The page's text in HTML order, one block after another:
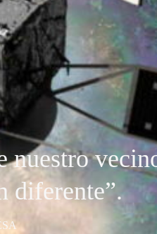
nuestro
diferente”.